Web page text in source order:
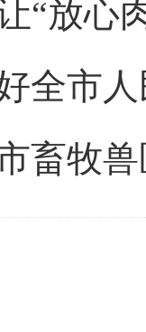
“放心
全市
畜牧